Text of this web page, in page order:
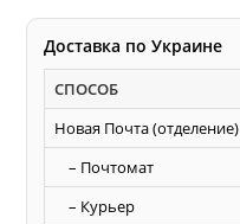
для
изготовления
радиуса
Доставка по Украине
СПОСОБ
Новая Почта (отделение)
– Почтомат
– Курьер